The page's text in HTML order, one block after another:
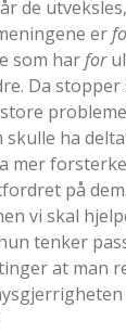
de
er
som harfor
Da stopper
ha
mer
på
vi skal
tenker
at man